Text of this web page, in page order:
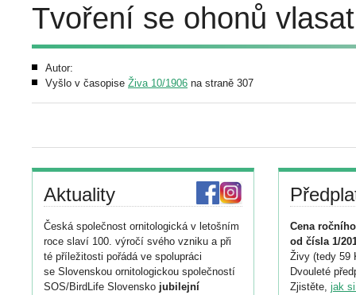
Tvoření se ohonů
Autor:
Vyšlo v časopise Živa 10/1906 na straně 307
Aktuality
Česká společnost ornitologická v letošním
roce slaví 100. výročí svého vzniku a při
té příležitosti pořádá ve spolupráci
se Slovenskou ornitologickou společností
SOS/BirdLife Slovensko jubilejní
Cena
od čísla 1/
Živy (tedy 59
Dvouleté
Zjistěte, jak